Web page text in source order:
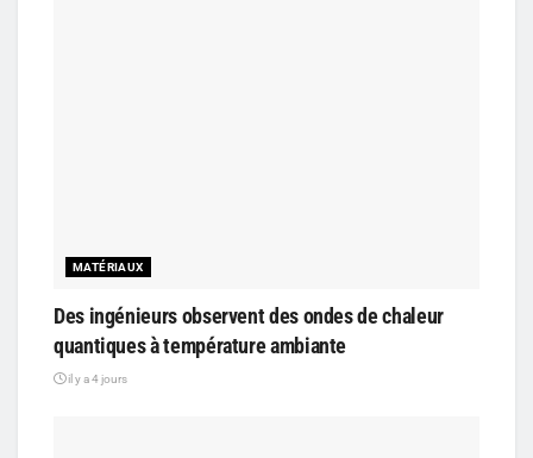
MATÉRIAUX
Des ingénieurs observent des ondes de chaleur
quantiques à température ambiante
il y a 4 jours